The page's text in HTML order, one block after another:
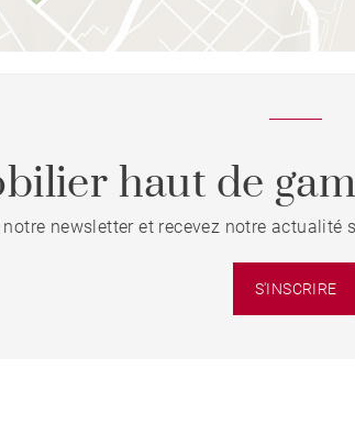
haut de
newsletter et recevez notre
S'INSCRIRE